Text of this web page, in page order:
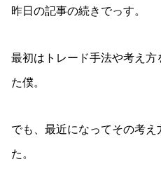
昨日の記事の続きでっす。
最初はトレード手法や考え
た僕。
でも、最近になってその考
た。